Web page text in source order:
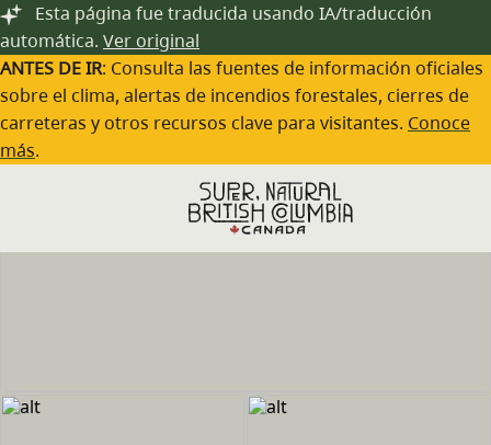
Saltar al contenido principal
Esta página fue traducida usando IA/traducción
automática. Ver original
ANTES DE IR: Consulta las fuentes de información oficiales
sobre el clima, alertas de incendios forestales, cierres de
carreteras y otros recursos clave para visitantes. Conoce
más.